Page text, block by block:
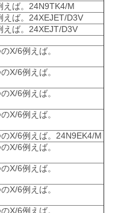
えば。24N9TK4/M
ば。24XEJET/D3V
ば。24XEJT/D3V
X/6例えば。
X/6例えば。
X/6例えば。
X/6例えば。
X/6例えば。24N9EK4/M
X/6例えば。
X/6例えば。
X/6例えば。
X/6例えば。